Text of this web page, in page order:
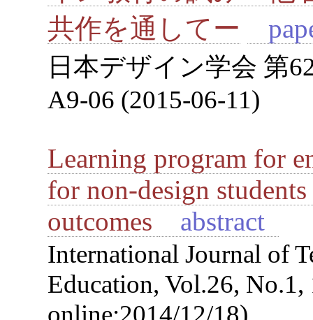
共作を通してー
日本デザイン学会 第
A9-06 (2015-06-11)
Learning program for
for non-design
outcomes
abstract
International Journal of
Education, Vol.26,
online:2014/12/18)